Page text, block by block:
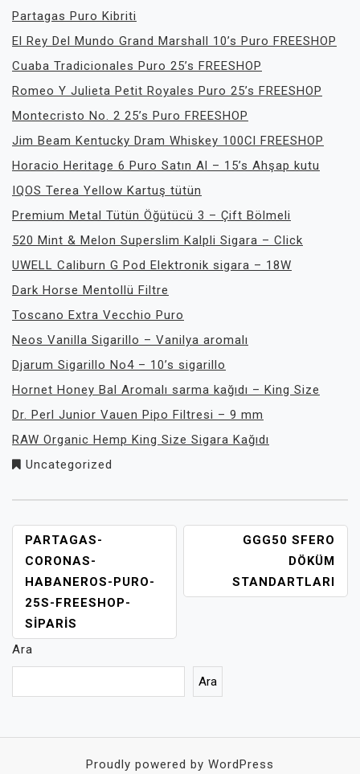
Partagas Puro Kibriti
El Rey Del Mundo Grand Marshall 10’s Puro FREESHOP
Cuaba Tradicionales Puro 25’s FREESHOP
Romeo Y Julieta Petit Royales Puro 25’s FREESHOP
Montecristo No. 2 25’s Puro FREESHOP
Jim Beam Kentucky Dram Whiskey 100Cl FREESHOP
Horacio Heritage 6 Puro Satın Al – 15’s Ahşap kutu
IQOS Terea Yellow Kartuş tütün
Premium Metal Tütün Öğütücü 3 – Çift Bölmeli
520 Mint & Melon Superslim Kalpli Sigara – Click
UWELL Caliburn G Pod Elektronik sigara – 18W
Dark Horse Mentollü Filtre
Toscano Extra Vecchio Puro
Neos Vanilla Sigarillo – Vanilya aromalı
Djarum Sigarillo No4 – 10’s sigarillo
Hornet Honey Bal Aromalı sarma kağıdı – King Size
Dr. Perl Junior Vauen Pipo Filtresi – 9 mm
RAW Organic Hemp King Size Sigara Kağıdı
Uncategorized
YAZI
GEZINMESI
PARTAGAS-
CORONAS-
HABANEROS-PURO-
25S-FREESHOP-
SIPARIS
GGG50 SFERO
DÖKÜM
STANDARTLARI
Ara
Ara
Proudly powered by WordPress